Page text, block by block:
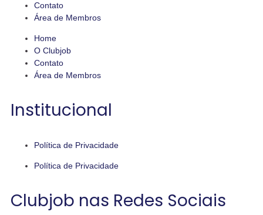
Contato
Área de Membros
Home
O Clubjob
Contato
Área de Membros
Institucional
Política de Privacidade
Política de Privacidade
Clubjob nas Redes Sociais